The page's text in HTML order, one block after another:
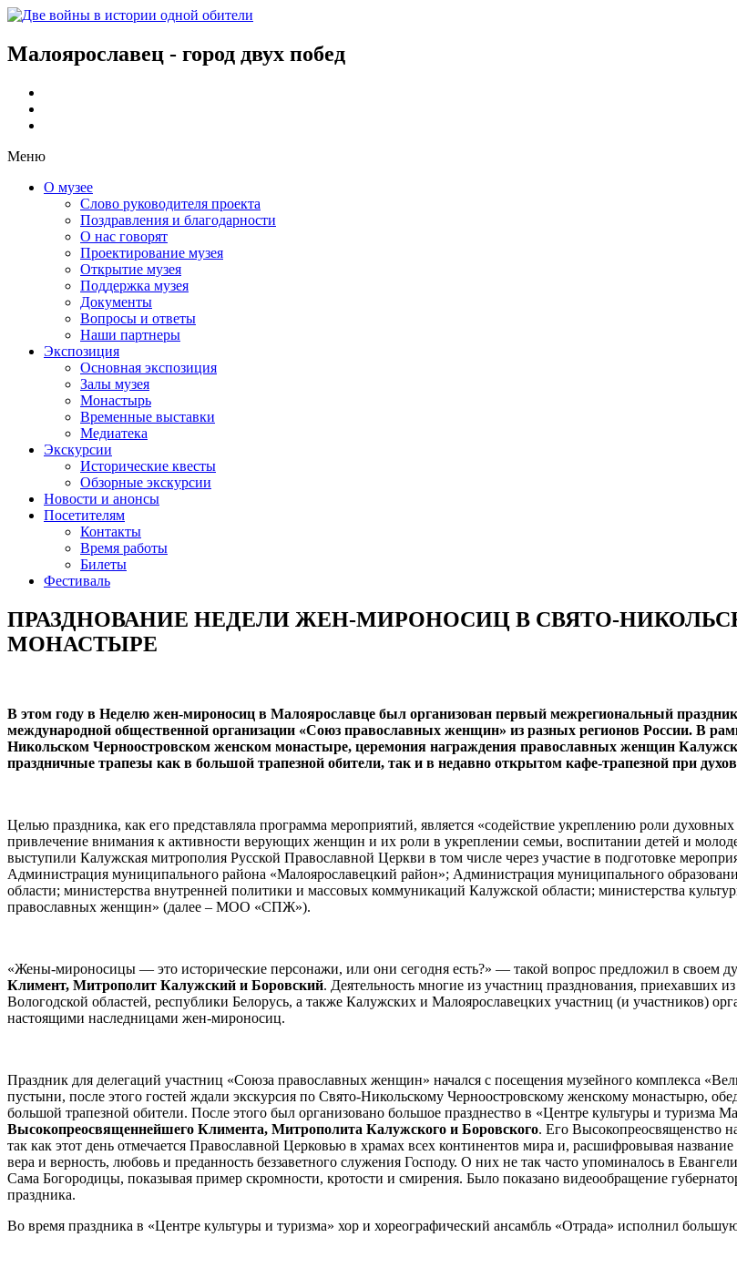
Малоярославец - город двух побед
Меню
О музее
Слово руководителя проекта
Поздравления и благодарности
О нас говорят
Проектирование музея
Открытие музея
Поддержка музея
Документы
Вопросы и ответы
Наши партнеры
Экспозиция
Основная экспозиция
Залы музея
Монастырь
Временные выставки
Медиатека
Экскурсии
Исторические квесты
Обзорные экскурсии
Новости и анонсы
Посетителям
Контакты
Время работы
Билеты
Фестиваль
ПРАЗДНОВАНИЕ НЕДЕЛИ ЖЕН-МИРОНОСИЦ В СВЯТО-
МОНАСТЫРЕ
В этом году в Неделю жен-мироносиц в Малоярославце был организован первый межрегиональный
международной общественной организации «Союз православных женщин» из разных регионов России. В
Никольском Черноостровском женском монастыре, церемония награждения православных женщин
праздничные трапезы как в большой трапезной обители, так и в недавно открытом кафе-трапезной при
Целью праздника, как его представляла программа мероприятий, является «содействие укреплению роли
привлечение внимания к активности верующих женщин и их роли в укреплении семьи, воспитании детей и
выступили Калужская митрополия Русской Православной Церкви в том числе через участие в подготовке
Администрация муниципального района «Малоярославецкий район»; Администрация муниципального
области; министерства внутренней политики и массовых коммуникаций Калужской области; министерства
православных женщин» (далее – МОО «СПЖ»).
«Жены-мироносицы — это исторические персонажи, или они сегодня есть?» — такой вопрос предложил в своем
Климент, Митрополит Калужский и Боровский. Деятельность многие из участниц празднования, приехавших
Вологодской областей, республики Белорусь, а также Калужских и Малоярославецких участниц (и участников)
настоящими наследницами жен-мироносиц.
Праздник для делегаций участниц «Союза православных женщин» начался с посещения музейного комплекса
пустыни, после этого гостей ждали экскурсия по Свято-Никольскому Черноостровскому женскому монастырю,
большой трапезной обители. После этого был организовано большое празднество в «Центре культуры и туризма
Высокопреосвященнейшего Климента, Митрополита Калужского и Боровского. Его Высокопреосвященство
так как этот день отмечается Православной Церковью в храмах всех континентов мира и, расшифровывая
вера и верность, любовь и преданность беззаветного служения Господу. О них не так часто упоминалось в
Сама Богородицы, показывая пример скромности, кротости и смирения. Было показано видеообращение
праздника.
Во время праздника в «Центре культуры и туризма» хор и хореографический ансамбль «Отрада» исполнил